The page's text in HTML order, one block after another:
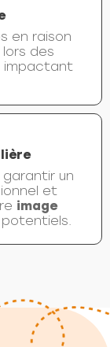
en raison
lors des
impactant
un
et
image